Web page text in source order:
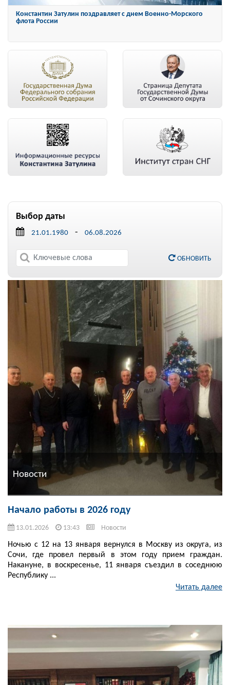
Константин Затулин награжден Орденом «За заслуги перед
Отечеством» IV степени
Выбор даты
-
ОБНОВИТЬ
Новости
Начало работы в 2026 году
13.01.2026 13:43 Новости
Ночью с 12 на 13 января вернулся в Москву из округа, из
Сочи, где провел первый в этом году прием граждан.
Накануне, в воскресенье, 11 января съездил в соседнюю
Республику ...
Читать далее